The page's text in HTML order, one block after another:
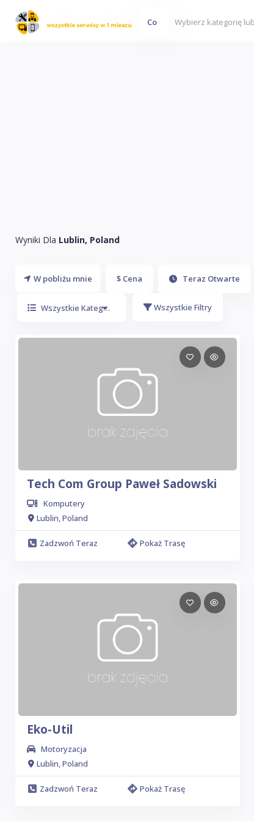
Co
Wyniki Dla Lublin, Poland
W pobliżu mnie $ Cena Teraz Otwarte
Wszystkie Kategorie Wszystkie Filtry
Tech Com Group Paweł Sadowski
Komputery
Lublin, Poland
Zadzwoń Teraz Pokaż Trasę
Eko-Util
Motoryzacja
Lublin, Poland
Zadzwoń Teraz Pokaż Trasę